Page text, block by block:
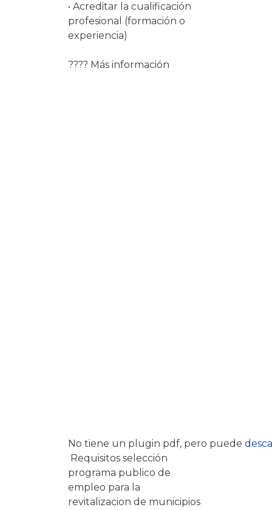
• Acreditar la cualificación
profesional (formación o
experiencia)
???? Más información
No tiene un plugin pdf, pero puede
Requisitos selección
programa publico de
empleo para la
revitalizacion de municipios